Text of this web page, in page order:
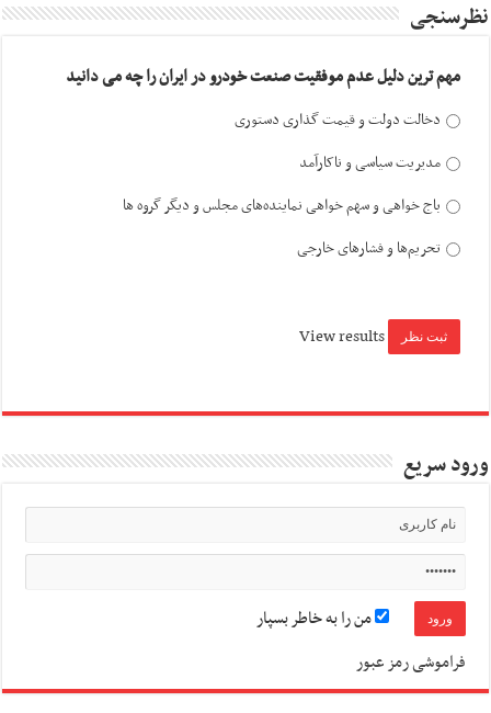
نظرسنجی
مهم ترین دلیل عدم موفقیت صنعت خودرو در ایران را چه می دانید
دخالت دولت و قیمت گذاری دستوری
مدیریت سیاسی و ناکارآمد
باج خواهی و سهم خواهی نماینده‌های مجلس و دیگر گروه ها
تحریم‌ها و فشارهای خارجی
View results
ورود سریع
من را به خاطر بسپار
فراموشی رمز عبور